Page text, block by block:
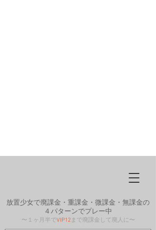
放置少女で廃課金・重課金・微課金・無課金の
４パターンでプレー中
〜１ヶ月半でVIP12まで廃課金して廃人に〜